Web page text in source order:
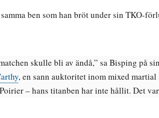
ben som han bröt under sin TKO-
skulle bli av ändå,” sa Bisping på
, en sann auktoritet inom mixed
– hans titanben har inte hållit. Det